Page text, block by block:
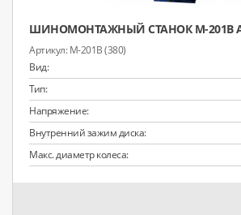
ШИНОМОНТАЖНЫЙ СТАНОК M-201B
M-201B (380)
Вид:
Тип:
Напряжение:
Внутренний зажим диска:
Макс. диаметр колеса: